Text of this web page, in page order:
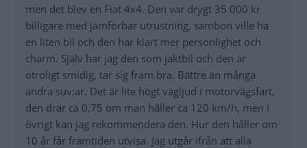
men det blev en Fiat 4x4. Den var drygt 35 000 kr
billigare med jämförbar utrustning, sambon ville ha
en liten bil och den har klart mer personlighet och
charm. Själv har jag den som jaktbil och den är
otroligt smidig, tar sig fram bra. Bättre än många
andra suv:ar. Det är lite högt vägljud i motorvägsfart,
den drar ca 0,75 om man håller ca 120 km/h, men i
övrigt kan jag rekommendera den. Hur den håller om
10 år får framtiden utvisa. Jag utgår ifrån att alla